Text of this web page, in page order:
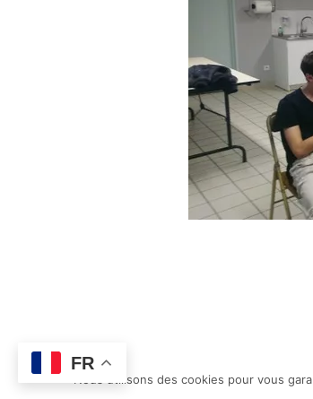
©Chatillon-sur-loire |Mentions
FR
Nous utilisons des cookies pour vous